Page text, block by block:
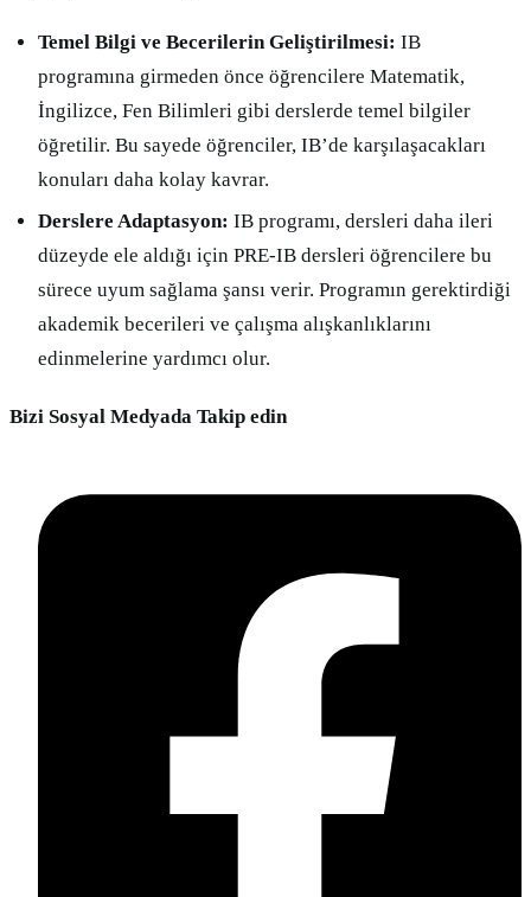
Temel Bilgi ve Becerilerin Geliştirilmesi: IB
programına girmeden önce öğrencilere Matematik,
İngilizce, Fen Bilimleri gibi derslerde temel bilgiler
öğretilir. Bu sayede öğrenciler, IB’de karşılaşacakları
konuları daha kolay kavrar.
Derslere Adaptasyon: IB programı, dersleri daha ileri
düzeyde ele aldığı için PRE-IB dersleri öğrencilere bu
sürece uyum sağlama şansı verir. Programın gerektirdiği
akademik becerileri ve çalışma alışkanlıklarını
edinmelerine yardımcı olur.
Bizi Sosyal Medyada Takip edin